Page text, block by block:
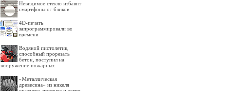
Невидимое стекло избавит
смартфоны от бликов
4D-печать
запрограммировали во
времени
Водяной пистолетик,
способный прорезать
бетон, поступил на
вооружение пожарных
«Металлическая
древесина» из никеля